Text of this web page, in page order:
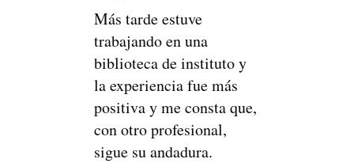
Más tarde estuve
trabajando en una
biblioteca de instituto y
la experiencia fue más
positiva y me consta que,
con otro profesional,
sigue su andadura.